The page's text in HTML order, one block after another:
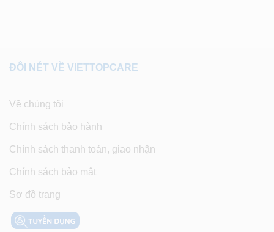
ĐÔI NÉT VỀ VIETTOPCARE
Về chúng tôi
Chính sách bảo hành
Chính sách thanh toán, giao nhận
Chính sách bảo mật
Sơ đồ trang